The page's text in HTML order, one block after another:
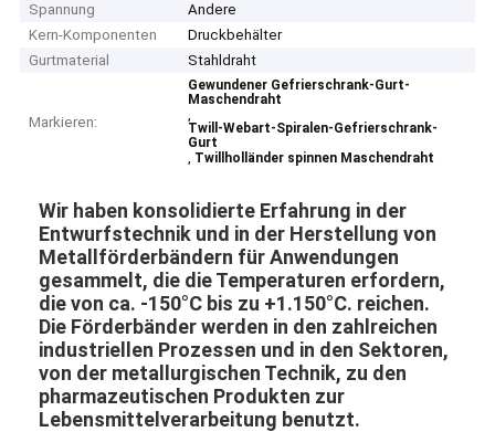
Spannung
Andere
Kern-Komponenten
Druckbehälter
Gurtmaterial
Stahldraht
Markieren:
Gewundener Gefrierschrank-Gurt-
Maschendraht
,
Twill-Webart-Spiralen-Gefrierschrank-
Gurt
, Twillholländer spinnen Maschendraht
Wir haben konsolidierte Erfahrung in der
Entwurfstechnik und in der Herstellung von
Metallförderbändern für Anwendungen
gesammelt, die die Temperaturen erfordern,
die von ca. -150°C bis zu +1.150°C. reichen.
Die Förderbänder werden in den zahlreichen
industriellen Prozessen und in den Sektoren,
von der metallurgischen Technik, zu den
pharmazeutischen Produkten zur
Lebensmittelverarbeitung benutzt.